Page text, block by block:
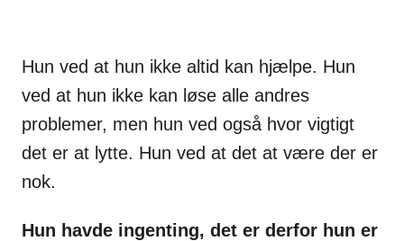
Hun ved at hun ikke altid kan hjælpe. Hun
ved at hun ikke kan løse alle andres
problemer, men hun ved også hvor vigtigt
det er at lytte. Hun ved at det at være der er
nok.
Hun havde ingenting, det er derfor hun er